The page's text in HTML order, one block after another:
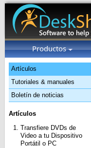
Productos
Artículos
Tutoriales & manuales
Boletín de noticias
Artículos
Transfiere DVDs de
Video a tu Dispositivo
Portátil o PC